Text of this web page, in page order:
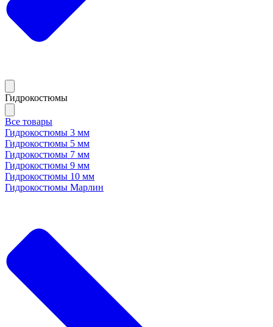
Гидрокостюмы
Все товары
Гидрокостюмы 3 мм
Гидрокостюмы 5 мм
Гидрокостюмы 7 мм
Гидрокостюмы 9 мм
Гидрокостюмы 10 мм
Гидрокостюмы Марлин